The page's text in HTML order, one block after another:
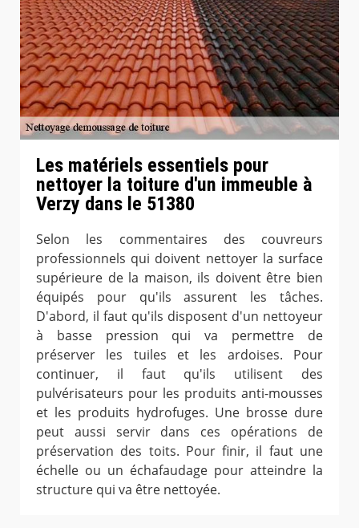
Les matériels essentiels pour
nettoyer la toiture d'un immeuble à
Verzy dans le 51380
Selon les commentaires des couvreurs
professionnels qui doivent nettoyer la surface
supérieure de la maison, ils doivent être bien
équipés pour qu'ils assurent les tâches.
D'abord, il faut qu'ils disposent d'un nettoyeur
à basse pression qui va permettre de
préserver les tuiles et les ardoises. Pour
continuer, il faut qu'ils utilisent des
pulvérisateurs pour les produits anti-mousses
et les produits hydrofuges. Une brosse dure
peut aussi servir dans ces opérations de
préservation des toits. Pour finir, il faut une
échelle ou un échafaudage pour atteindre la
structure qui va être nettoyée.